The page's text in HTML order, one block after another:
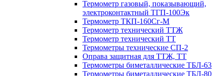
Термометр газовый, показывающий,
электроконтактный ТГП-100Эк
Термометр ТКП-160Сг-М
Термометр технический ТТЖ
Термометр технический ТТ
Термометры технические СП-2
Оправа защитная для ТТЖ, ТТ
Термометры биметаллические ТБЛ-63
Термометры биметаллические ТБЛ-80